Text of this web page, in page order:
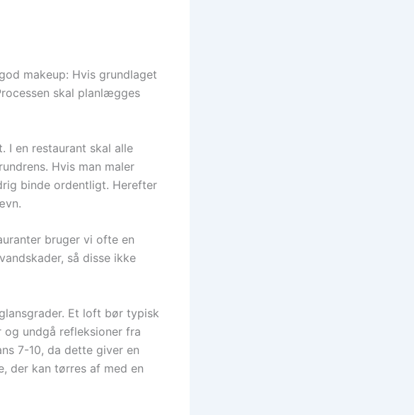
makeup: Hvis grundlaget
skal planlægges
I en restaurant skal alle
Hvis man maler
binde ordentligt. Herefter
bruger vi ofte en
så disse ikke
Et loft bør typisk
undgå refleksioner fra
7-10, da dette giver en
der kan tørres af med en